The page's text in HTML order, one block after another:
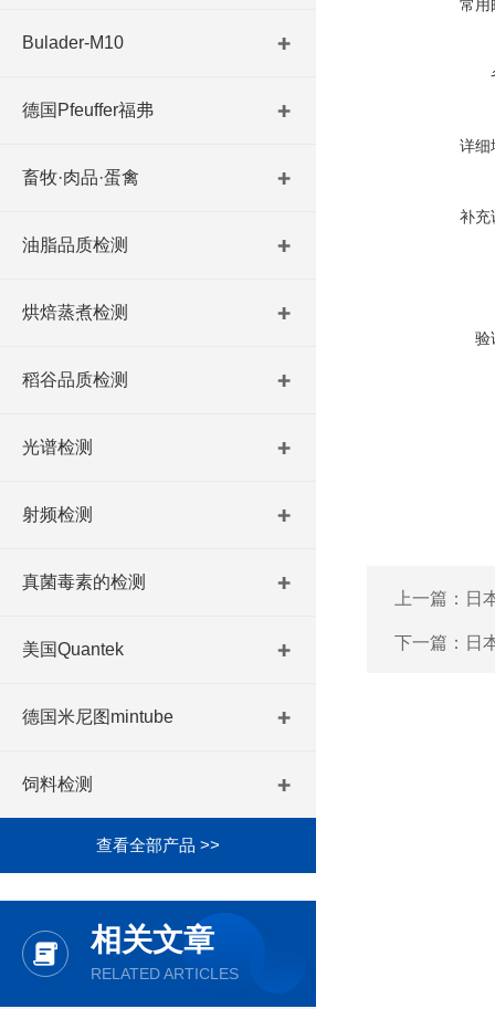
Bulader-M10
德国Pfeuffer福弗
畜牧·肉品·蛋禽
油脂品质检测
烘焙蒸煮检测
稻谷品质检测
光谱检测
射频检测
真菌毒素的检测
美国Quantek
德国米尼图mintube
饲料检测
查看全部产品 >>
相关文章
RELATED ARTICLES
常用
详细
补充
验
上一篇： 日
下一篇： 日